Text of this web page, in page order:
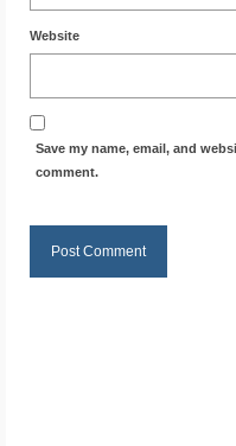
Website
Save my name, email, and
comment.